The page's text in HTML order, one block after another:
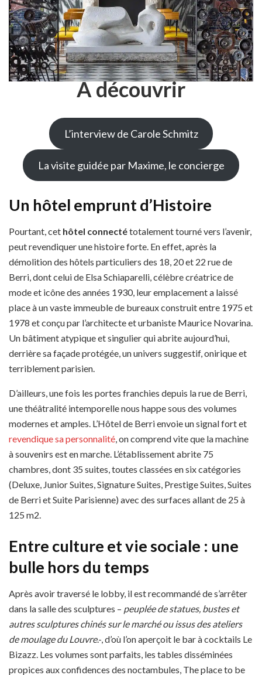
À découvrir
L’interview de Carole Schmitz
La visite guidée par Maxime, le concierge
Un hôtel emprunt d’Histoire
Pourtant, cet hôtel connectétotalement tourné vers l’avenir,
peut revendiquer une histoire forte. En effet, après la
démolition des hôtels particuliers des 18, 20 et 22 rue de
Berri, dont celui de Elsa Schiaparelli, célèbre créatrice de
mode et icône des années 1930, leur emplacement a laissé
place à un vaste immeuble de bureaux construit entre 1975 et
1978 et conçu par l’architecte et urbaniste Maurice Novarina.
Un bâtiment atypique et singulier qui abrite aujourd’hui,
derrière sa façade protégée, un univers suggestif, onirique et
terriblement parisien.
D’ailleurs, une fois les portes franchies depuis la rue de Berri,
une théâtralité intemporelle nous happe sous des volumes
modernes et amples. L’Hôtel de Berri envoie un signal fort et
revendique sa personnalité , on comprend vite que la machine
à souvenirs est en marche. L’établissement abrite 75
chambres, dont 35 suites, toutes classées en six catégories
(Deluxe, Junior Suites, Signature Suites, Prestige Suites, Suites
de Berri et Suite Parisienne) avec des surfaces allant de 25 à
125 m2.
Entre culture et vie sociale : une
bulle hors du temps
Après avoir traversé le lobby, il est recommandé de s’arrêter
dans la salle des sculptures – peuplée de statues, bustes et
autres sculptures chinés sur le marché ou issus des ateliers
de moulage du Louvre.-, d’où l’on aperçoit le bar à cocktails Le
Bizazz. Les volumes sont parfaits, les tables disséminées
propices aux confidences des noctambules, The place to be